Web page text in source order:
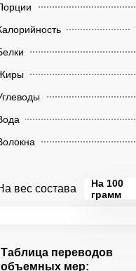
вес состава
На 100
грамм
Таблица переводов
объемных мер: